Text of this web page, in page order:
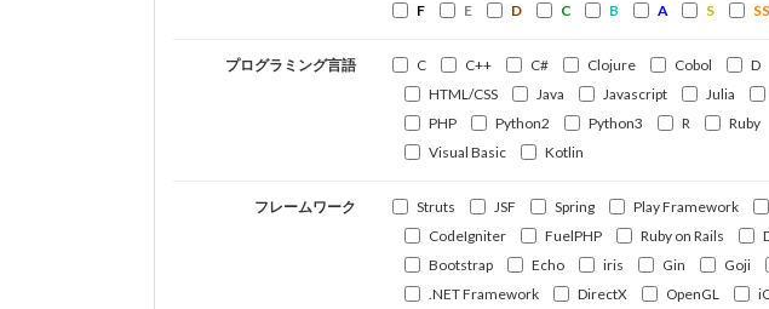
F
E D C B A S SS
プログラミング言語 C C++ C# Clojure Cobol D
HTML/CSS
Java Javascript Julia
PHP
Python2 Python3 R Ruby
Visual Basic
Kotlin
フレームワーク Struts JSF Spring Play Framework
CodeIgniter
FuelPHP Ruby on Rails
Bootstrap
Echo iris Gin Goji
.NET Framework
DirectX OpenGL